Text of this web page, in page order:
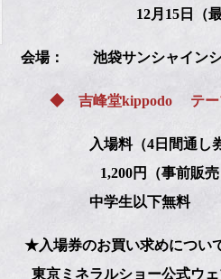
12月15日（最終日
会場： 池袋サンシャインシ
◆ 吉峰堂kippodo テー
入場料（4日間通し
1,200円（事前販売）
中学生以下無料
★入場券のお買い求めについ
東京ミネラルショー公式ウェ